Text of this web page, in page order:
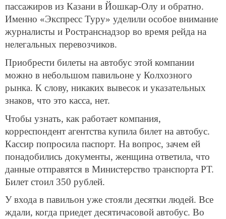
пассажиров из Казани в Йошкар-Олу и обратно.
Именно «Экспресс Туру» уделили особое внимание
журналисты и Ространснадзор во время рейда на
нелегальных перевозчиков.
Приобрести билеты на автобус этой компании
можно в небольшом павильоне у Колхозного
рынка. К слову, никаких вывесок и указательных
знаков, что это касса, нет.
Чтобы узнать, как работает компания,
корреспондент агентства купила билет на автобус.
Кассир попросила паспорт. На вопрос, зачем ей
понадобились документы, женщина ответила, что
данные отправятся в Министерство транспорта РТ.
Билет стоил 350 рублей.
У входа в павильон уже стояли десятки людей. Все
ждали, когда приедет десятичасовой автобус. Во